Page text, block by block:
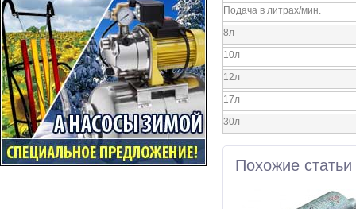
Подача в литрах/мин.
8л
10л
12л
17л
30л
Похожие статьи